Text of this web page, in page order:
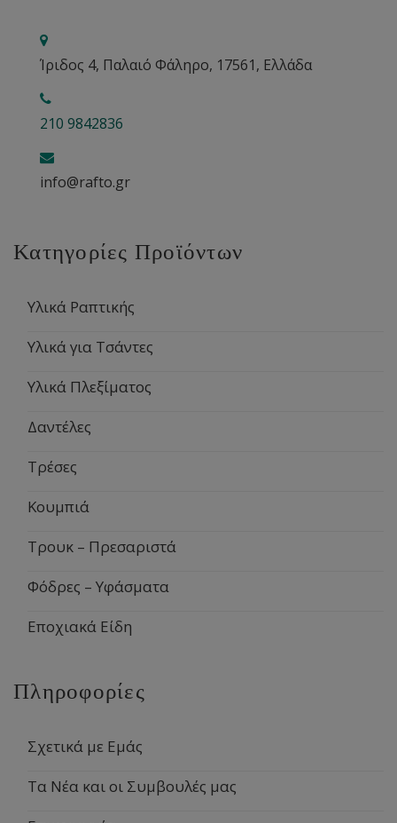
Ίριδος 4, Παλαιό Φάληρο, 17561, Ελλάδα
210 9842836
info@rafto.gr
Κατηγορίες Προϊόντων
Υλικά Ραπτικής
Υλικά για Τσάντες
Υλικά Πλεξίματος
Δαντέλες
Τρέσες
Κουμπιά
Τρουκ – Πρεσαριστά
Φόδρες – Υφάσματα
Εποχιακά Είδη
Πληροφορίες
Σχετικά με Εμάς
Τα Νέα και οι Συμβουλές μας